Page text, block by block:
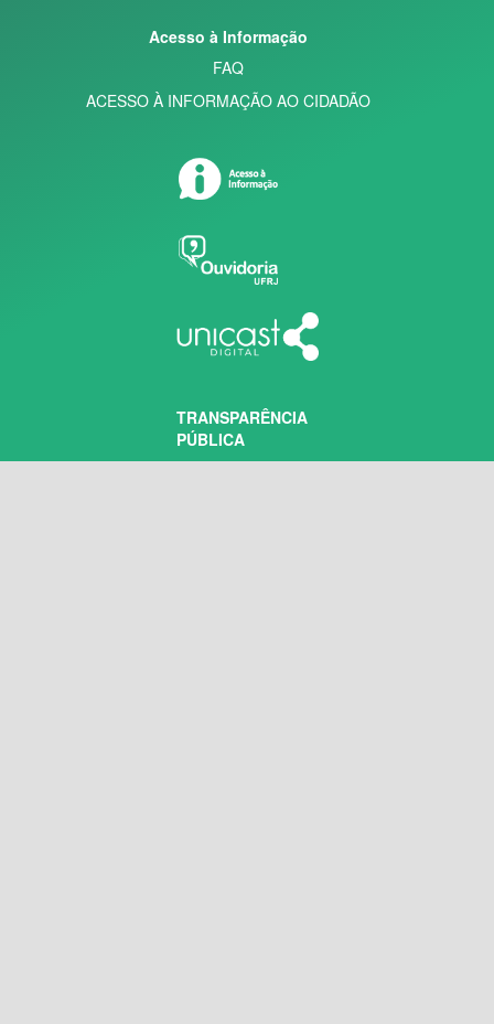
Acesso à Informação
FAQ
ACESSO À INFORMAÇÃO AO CIDADÃO
TRANSPARÊNCIA
PÚBLICA